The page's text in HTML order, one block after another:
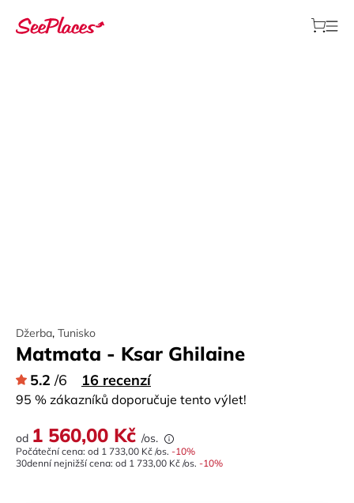
Džerba, Tunisko
Matmata - Ksar Ghilaine
5.2 /6 16 recenzí
95 % zákazníků doporučuje tento výlet!
od 1 560,00 Kč /os.
Počáteční cena: od 1 733,00 Kč /os. -10%
30denní nejnižší cena: od 1 733,00 Kč /os. -10%